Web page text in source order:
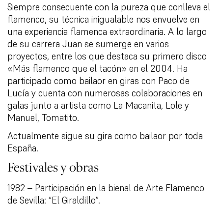
Siempre consecuente con la pureza que conlleva el
flamenco, su técnica inigualable nos envuelve en
una experiencia flamenca extraordinaria. A lo largo
de su carrera Juan se sumerge en varios
proyectos, entre los que destaca su primero disco
«Más flamenco que el tacón» en el 2004. Ha
participado como bailaor en giras con Paco de
Lucía y cuenta con numerosas colaboraciones en
galas junto a artista como La Macanita, Lole y
Manuel, Tomatito.
Actualmente sigue su gira como bailaor por toda
España.
Festivales y obras
1982 – Participación en la bienal de Arte Flamenco
de Sevilla: “El Giraldillo”.